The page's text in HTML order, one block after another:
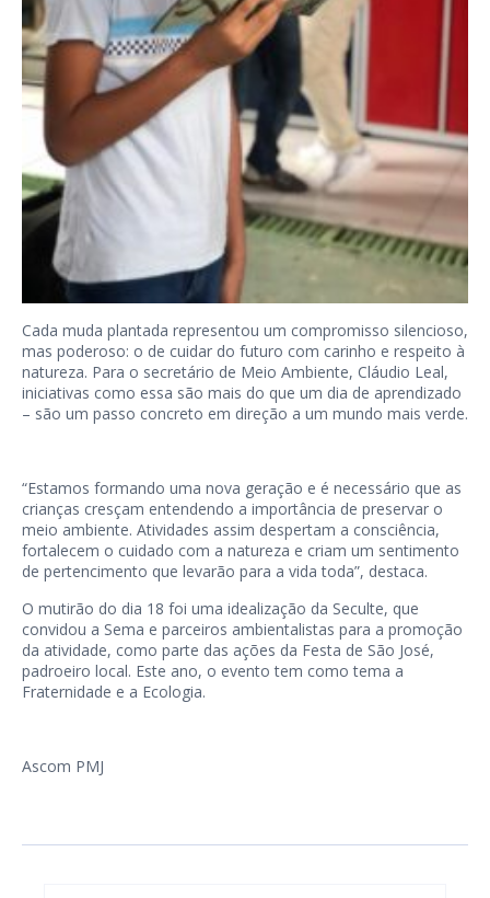
Cada muda plantada representou um compromisso silencioso,
mas poderoso: o de cuidar do futuro com carinho e respeito à
natureza. Para o secretário de Meio Ambiente, Cláudio Leal,
iniciativas como essa são mais do que um dia de aprendizado
– são um passo concreto em direção a um mundo mais verde.
“Estamos formando uma nova geração e é necessário que as
crianças cresçam entendendo a importância de preservar o
meio ambiente. Atividades assim despertam a consciência,
fortalecem o cuidado com a natureza e criam um sentimento
de pertencimento que levarão para a vida toda”, destaca.
O mutirão do dia 18 foi uma idealização da Seculte, que
convidou a Sema e parceiros ambientalistas para a promoção
da atividade, como parte das ações da Festa de São José,
padroeiro local. Este ano, o evento tem como tema a
Fraternidade e a Ecologia.
Ascom PMJ